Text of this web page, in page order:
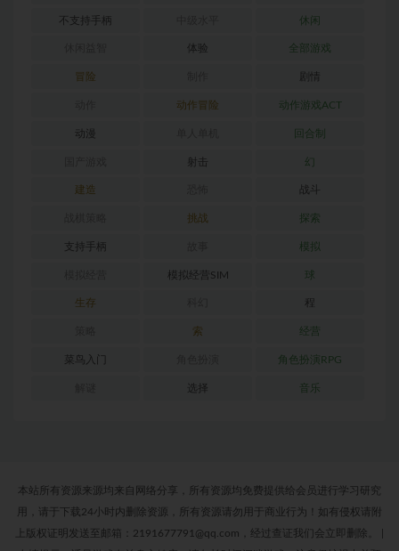
不支持手柄 休闲
体验 全部游戏
冒险 剧情
动作冒险 动作游戏ACT
动漫 回合制
射击 幻
建造 战斗
挑战 探索
支持手柄 模拟
模拟经营SIM 球
生存 程
索 经营
菜鸟入门 角色扮演RPG
选择 音乐
本站所有资源来源均来自网络分享，所有资源均免费提供给会员进行学习研究
用，请于下载24小时内删除资源，所有资源请勿用于商业行为！如有侵权请附
上版权证明发送至邮箱：2191677791@qq.com，经过查证我们会立即删除。